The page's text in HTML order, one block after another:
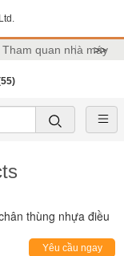
Tham quan nhà máy
>>
thùng nhựa điều
Yêu cầu ngay